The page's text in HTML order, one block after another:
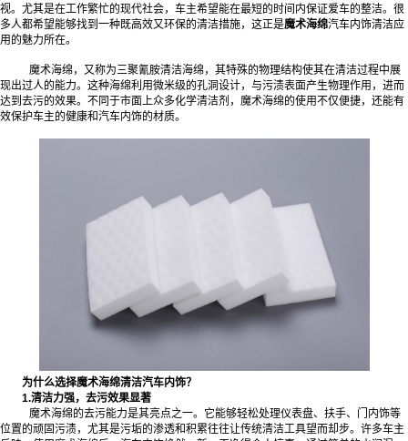
视。尤其是在工作繁忙的现代社会，车主希望能在最短的时间内保证爱车的整洁。很
多人都希望能够找到一种既高效又环保的清洁措施，这正是魔术海绵汽车内饰清洁应
用的魅力所在。
魔术海绵，又称为三聚氰胺清洁海绵，其特殊的物理结构使其在清洁过程中展
现出过人的能力。这种海绵利用微米级的孔洞设计，与污渍表面产生物理作用，进而
达到去污的效果。不同于市面上众多化学清洁剂，魔术海绵的使用不仅便捷，还能有
效保护车主的健康和汽车内饰的材质。
为什么选择魔术海绵清洁汽车内饰？
1.清洁力强，去污效果显著
魔术海绵的去污能力是其亮点之一。它能够轻松处理仪表盘、扶手、门内饰等
位置的顽固污渍，尤其是污垢的渗透和积累往往让传统清洁工具望而却步。许多车主